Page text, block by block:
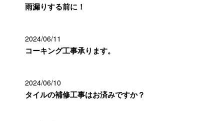
雨漏りする前に！
2024/06/11
コーキング工事承ります。
2024/06/10
タイルの補修工事はお済みですか？